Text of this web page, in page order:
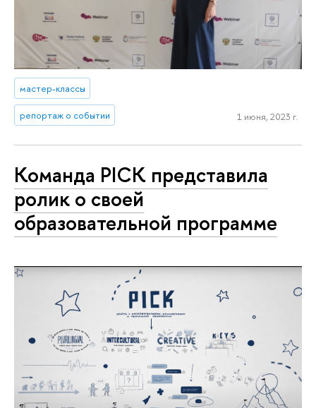
мастер-классы
репортаж о событии 1 июня, 2023 г.
Команда PICK представила
ролик о своей
образовательной программе